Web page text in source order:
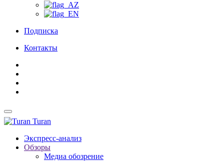
Подписка
Контакты
Turan
Экспресс-анализ
Обзоры
Медиа обозрение